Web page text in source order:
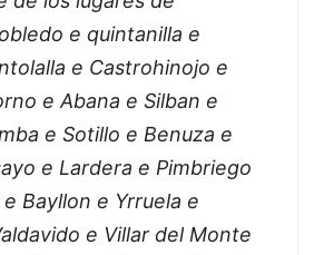
e quintanilla e
e Castrohinojo e
e Abana e Silban e
e Sotillo e Benuza e
e Lardera e Pimbriego
Bayllon e Yrruela e
e Villar del Monte